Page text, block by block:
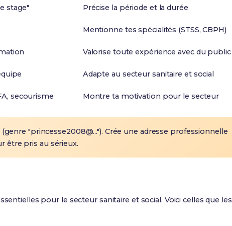
stage" Précise la période et la durée
Mentionne tes spécialités (STSS, CBPH)
Valorise toute expérience avec du public
Adapte au secteur sanitaire et social
secourisme Montre ta motivation pour le secteur
"princesse2008@..."). Crée une adresse professionnelle
être pris au sérieux.
pour le secteur sanitaire et social. Voici celles que les